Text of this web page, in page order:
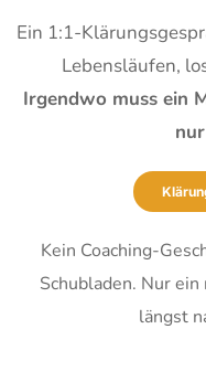
Ein 1:1-
Lebensläufen,
Irgendwo muss ein
Kein Coaching-
Schubladen. Nur
längst